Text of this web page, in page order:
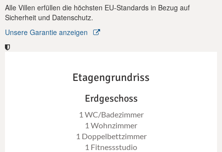
Alle Villen erfüllen die höchsten EU-Standards in Bezug auf
Sicherheit und Datenschutz.
Unsere Garantie anzeigen
Etagengrundriss
Erdgeschoss
1 WC/Badezimmer
1 Wohnzimmer
1 Doppelbettzimmer
1 Fitnessstudio